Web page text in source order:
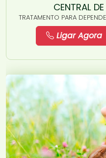
CENTRAL
TRATAMENTO PARA
Ligar Agora